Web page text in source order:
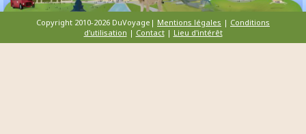
Copyright 2010-2026 DuVoyage| Mentions légales | Conditions
d'utilisation | Contact| Lieu d'intérêt